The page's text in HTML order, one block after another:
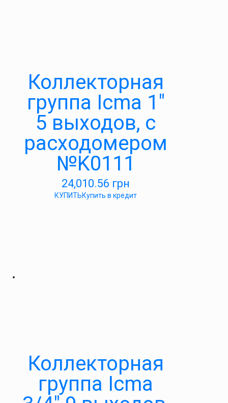
Коллекторная
группа Icma 1″
5 выходов, с
расходомером
№K0111
24,010.56 грн
КУПИТЬКупить в кредит
Коллекторная
группа Icma